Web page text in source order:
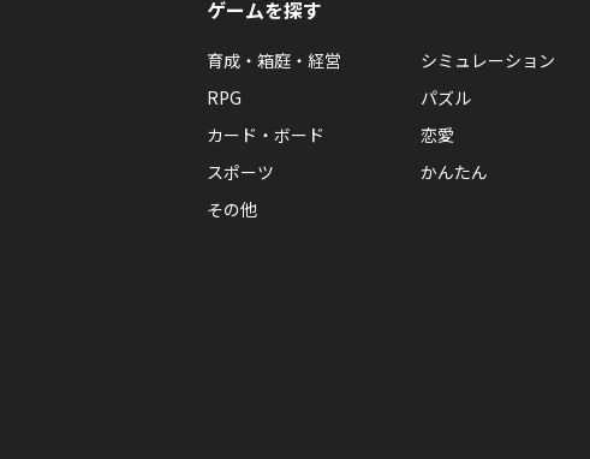
ゲームを探す
育成・箱庭・経営
シミュレーション
RPG
パズル
カード・ボード
恋愛
スポーツ
かんたん
その他